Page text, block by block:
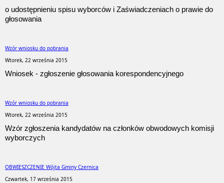
o udostępnieniu spisu wyborców i Zaświadczeniach o prawie do
głosowania
Wzór wniosku do pobrania
Wtorek, 22 września 2015
Wniosek - zgłoszenie głosowania korespondencyjnego
Wzór wniosku do pobrania
Wtorek, 22 września 2015
Wzór zgłoszenia kandydatów na członków obwodowych komisji
wyborczych
OBWIESZCZENIE Wójta Gminy Czernica
Czwartek, 17 września 2015